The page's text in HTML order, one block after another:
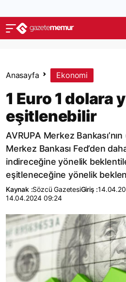
Anasayfa Ekonomi
1 Euro 1 dolara
eşitlenebilir
AVRUPA Merkez
Merkez Bankası Fed’den
indireceğine yönelik
eşitleneceğine yönelik
Kaynak :Sözcü GazetesiGiriş :
14.04.2024 09:24